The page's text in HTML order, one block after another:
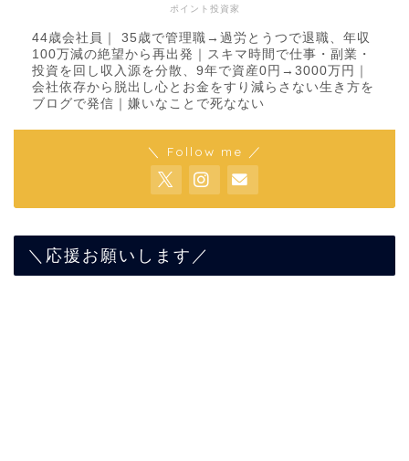
ポイント投資家
44歳会社員｜ 35歳で管理職→過労とうつで退職、年収
100万減の絶望から再出発｜スキマ時間で仕事・副業・
投資を回し収入源を分散、9年で資産0円→3000万円｜
会社依存から脱出し心とお金をすり減らさない生き方を
ブログで発信｜嫌いなことで死なない
＼ Follow me ／
＼応援お願いします／